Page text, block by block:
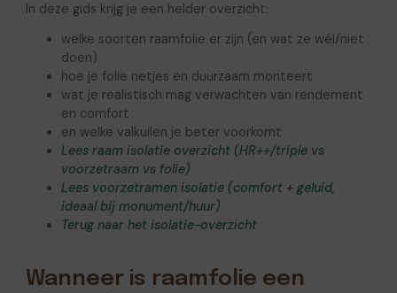
In deze gids krijg je een helder overzicht:
welke soorten raamfolie er zijn (en wat ze wél/niet
doen)
hoe je folie netjes en duurzaam monteert
wat je realistisch mag verwachten van rendement
en comfort
en welke valkuilen je beter voorkomt
Lees raam isolatie overzicht (HR++/triple vs
voorzetraam vs folie)
Lees voorzetramen isolatie (comfort + geluid,
ideaal bij monument/huur)
Terug naar het isolatie-overzicht
Wanneer is raamfolie een